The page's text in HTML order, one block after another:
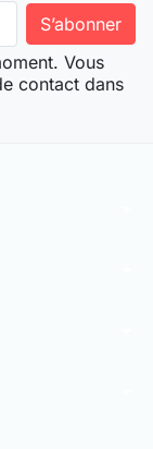
Vous
contact dans